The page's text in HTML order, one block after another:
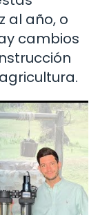
al año, o
cambios